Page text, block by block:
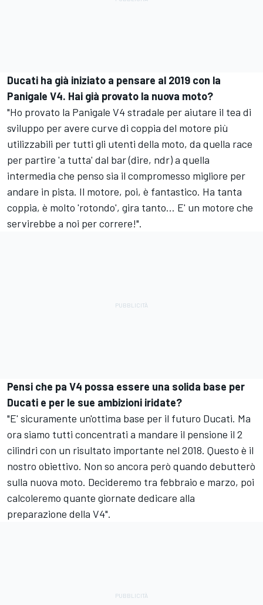
Ducati ha già iniziato a pensare al 2019 con la
Panigale V4. Hai già provato la nuova moto?
"Ho provato la Panigale V4 stradale per aiutare il tea di
sviluppo per avere curve di coppia del motore più
utilizzabili per tutti gli utenti della moto, da quella race
per partire 'a tutta' dal bar (dire, ndr) a quella
intermedia che penso sia il compromesso migliore per
andare in pista. Il motore, poi, è fantastico. Ha tanta
coppia, è molto 'rotondo', gira tanto... E' un motore che
servirebbe a noi per correre!".
Pensi che pa V4 possa essere una solida base per
Ducati e per le sue ambizioni iridate?
"E' sicuramente un'ottima base per il futuro Ducati. Ma
ora siamo tutti concentrati a mandare il pensione il 2
cilindri con un risultato importante nel 2018. Questo è il
nostro obiettivo. Non so ancora però quando debutterò
sulla nuova moto. Decideremo tra febbraio e marzo, poi
calcoleremo quante giornate dedicare alla
preparazione della V4".